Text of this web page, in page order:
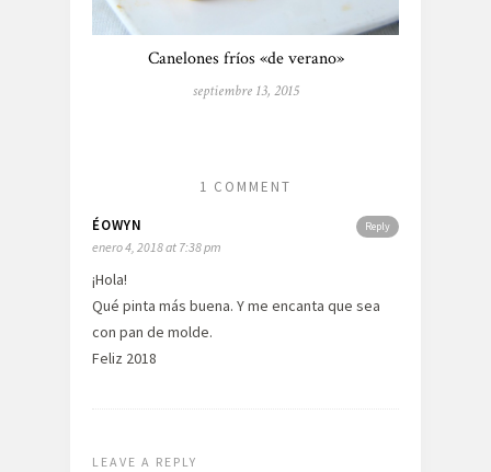
Canelones fríos «de verano»
septiembre 13, 2015
1 COMMENT
Reply
ÉOWYN
enero 4, 2018 at 7:38 pm
¡Hola!
Qué pinta más buena. Y me encanta que sea
con pan de molde.
Feliz 2018
LEAVE A REPLY